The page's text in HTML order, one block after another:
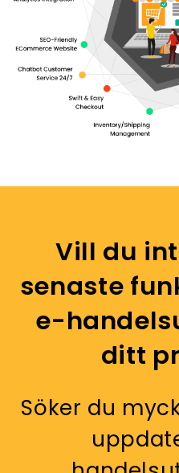
Vill du
senaste
e-
ditt
Söker du